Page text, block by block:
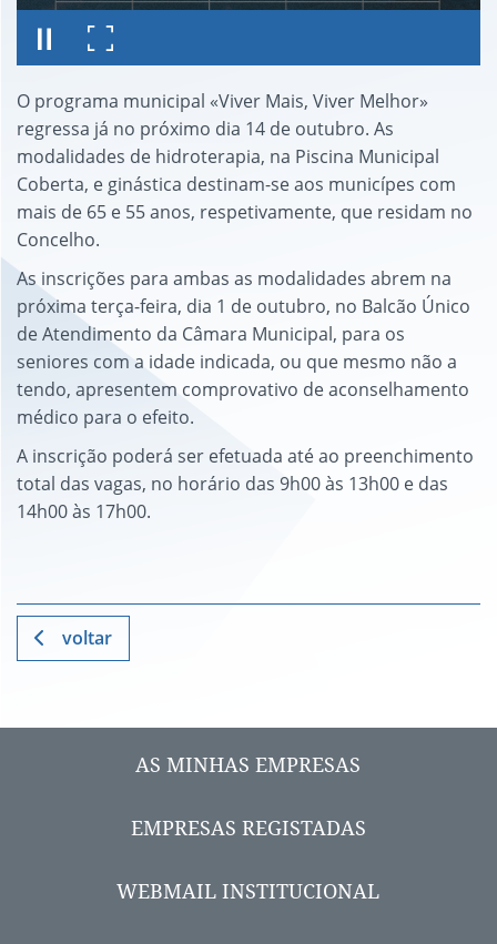
O programa municipal «Viver Mais, Viver Melhor»
regressa já no próximo dia 14 de outubro. As
modalidades de hidroterapia, na Piscina Municipal
Coberta, e ginástica destinam-se aos municípes com
mais de 65 e 55 anos, respetivamente, que residam no
Concelho.
As inscrições para ambas as modalidades abrem na
próxima terça-feira, dia 1 de outubro, no Balcão Único
de Atendimento da Câmara Municipal, para os
seniores com a idade indicada, ou que mesmo não a
tendo, apresentem comprovativo de aconselhamento
médico para o efeito.
A inscrição poderá ser efetuada até ao preenchimento
total das vagas, no horário das 9h00 às 13h00 e das
14h00 às 17h00.
voltar
AS MINHAS EMPRESAS
EMPRESAS REGISTADAS
WEBMAIL INSTITUCIONAL